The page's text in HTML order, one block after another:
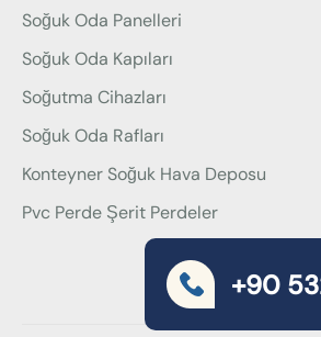
Soğuk Oda Panelleri
Soğuk Oda Kapıları
Soğutma Cihazları
Soğuk Oda Rafları
Konteyner Soğuk Hava Deposu
Pvc Perde Şerit Perdeler
+90